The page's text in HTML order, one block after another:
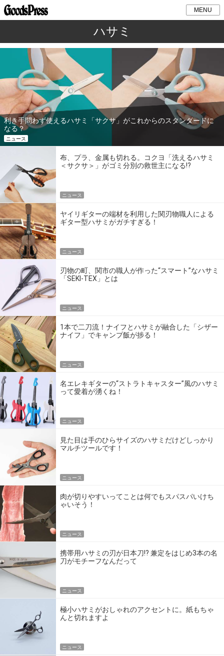
MENU
ハサミ
利き手問わず使えるハサミ「サクサ」がこれからのスタンダードに
なる？
ニュース
布、プラ、金属も切れる。コクヨ「洗えるハサミ
＜サクサ＞」がゴミ分別の救世主になる!?
ニュース
ヤイリギターの端材を利用した関刃物職人による
ギター型ハサミがガチすぎる！
ニュース
刃物の町、関市の職人が作った“スマート”なハサミ
「SEKI-TEX」とは
ニュース
1本で二刀流！ナイフとハサミが融合した「シザー
ナイフ」でキャンプ飯が捗る！
ニュース
名エレキギターの“ストラトキャスター”風のハサミ
って愛着が湧くね！
ニュース
見た目は手のひらサイズのハサミだけどしっかり
マルチツールです！
ニュース
肉が切りやすいってことは何でもスパスパいけち
ゃいそう！
ニュース
携帯用ハサミの刃が日本刀!? 兼定をはじめ3本の名
刀がモチーフなんだって
ニュース
極小ハサミがおしゃれのアクセントに。紙もちゃ
んと切れますよ
ニュース